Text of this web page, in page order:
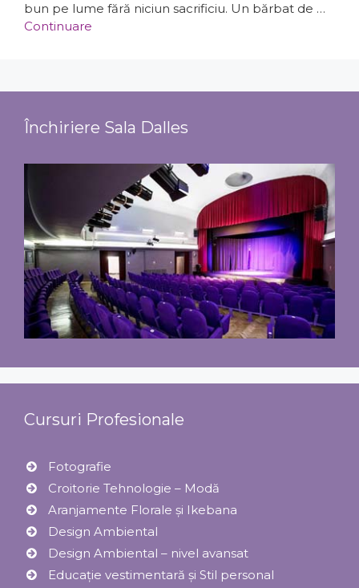
bun pe lume fără niciun sacrificiu. Un bărbat de …
Continuare
Închiriere Sala Dalles
Cursuri Profesionale
Fotografie
Croitorie Tehnologie – Modă
Aranjamente Florale şi Ikebana
Design Ambiental
Design Ambiental – nivel avansat
Educație vestimentară și Stil personal